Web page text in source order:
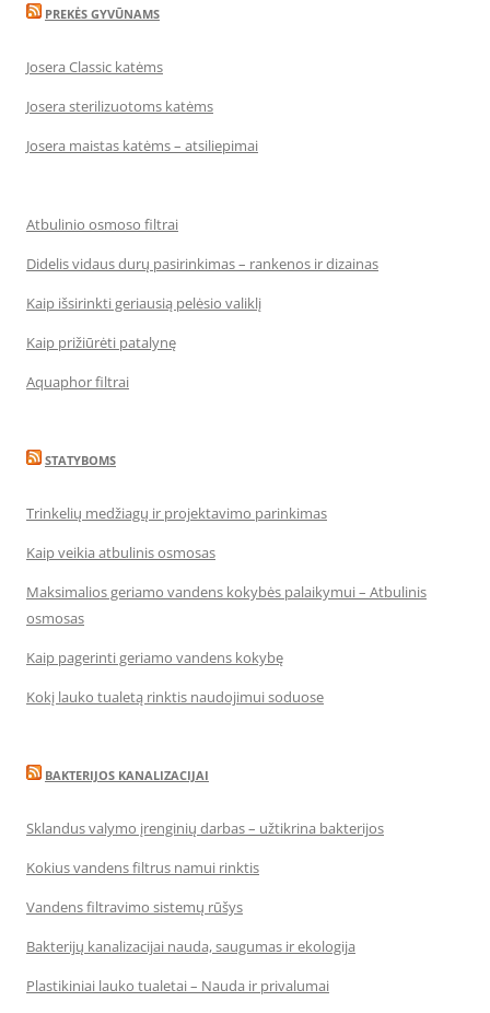
PREKĖS GYVŪNAMS
Josera Classic katėms
Josera sterilizuotoms katėms
Josera maistas katėms – atsiliepimai
Atbulinio osmoso filtrai
Didelis vidaus durų pasirinkimas – rankenos ir dizainas
Kaip išsirinkti geriausią pelėsio valiklį
Kaip prižiūrėti patalynę
Aquaphor filtrai
STATYBOMS
Trinkelių medžiagų ir projektavimo parinkimas
Kaip veikia atbulinis osmosas
Maksimalios geriamo vandens kokybės palaikymui – Atbulinis
osmosas
Kaip pagerinti geriamo vandens kokybę
Kokį lauko tualetą rinktis naudojimui soduose
BAKTERIJOS KANALIZACIJAI
Sklandus valymo įrenginių darbas – užtikrina bakterijos
Kokius vandens filtrus namui rinktis
Vandens filtravimo sistemų rūšys
Bakterijų kanalizacijai nauda, saugumas ir ekologija
Plastikiniai lauko tualetai – Nauda ir privalumai